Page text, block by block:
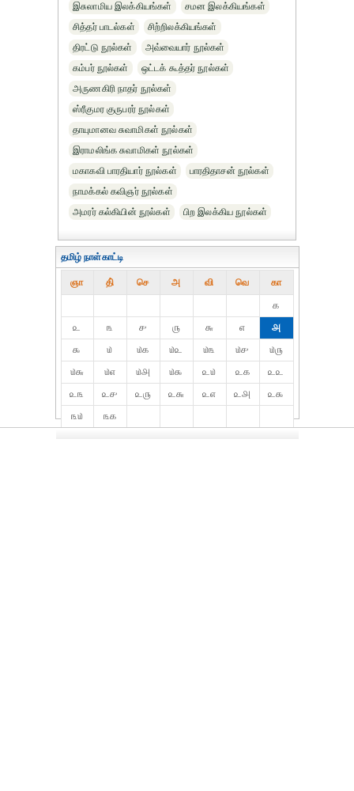
இசுலாமிய இலக்கியங்கள்
சமன இலக்கியங்கள்
சித்தர் பாடல்கள்
சிற்றிலக்கியங்கள்
திரட்டு நூல்கள்
அவ்வையார் நூல்கள்
கம்பர் நூல்கள்
ஒட்டக் கூத்தர் நூல்கள்
அருணகிரி நாதர் நூல்கள்
ஸ்ரீகுமர குருபரர் நூல்கள்
தாயுமானவ சுவாமிகள் நூல்கள்
இராமலிங்க சுவாமிகள் நூல்கள்
மகாகவி பாரதியார் நூல்கள்
பாரதிதாசன் நூல்கள்
நாமக்கல் கவிஞர் நூல்கள்
அமரர் கல்கியின் நூல்கள்
பிற இலக்கிய நூல்கள்
தமிழ் நாள்காட்டி
ஞா தி் செ அ வி வெ கா
௧
௨
௩ ௪ ௫ ௬ ௭
௮
௯
௰ ௰௧ ௰௨ ௰௩ ௰௪
௰௫
௰௬
௰௭ ௰௮ ௰௯ ௨௰ ௨௧
௨௨
௨௩
௨௪ ௨௫ ௨௬ ௨௭ ௨௮
௨௯
௩௰
௩௧